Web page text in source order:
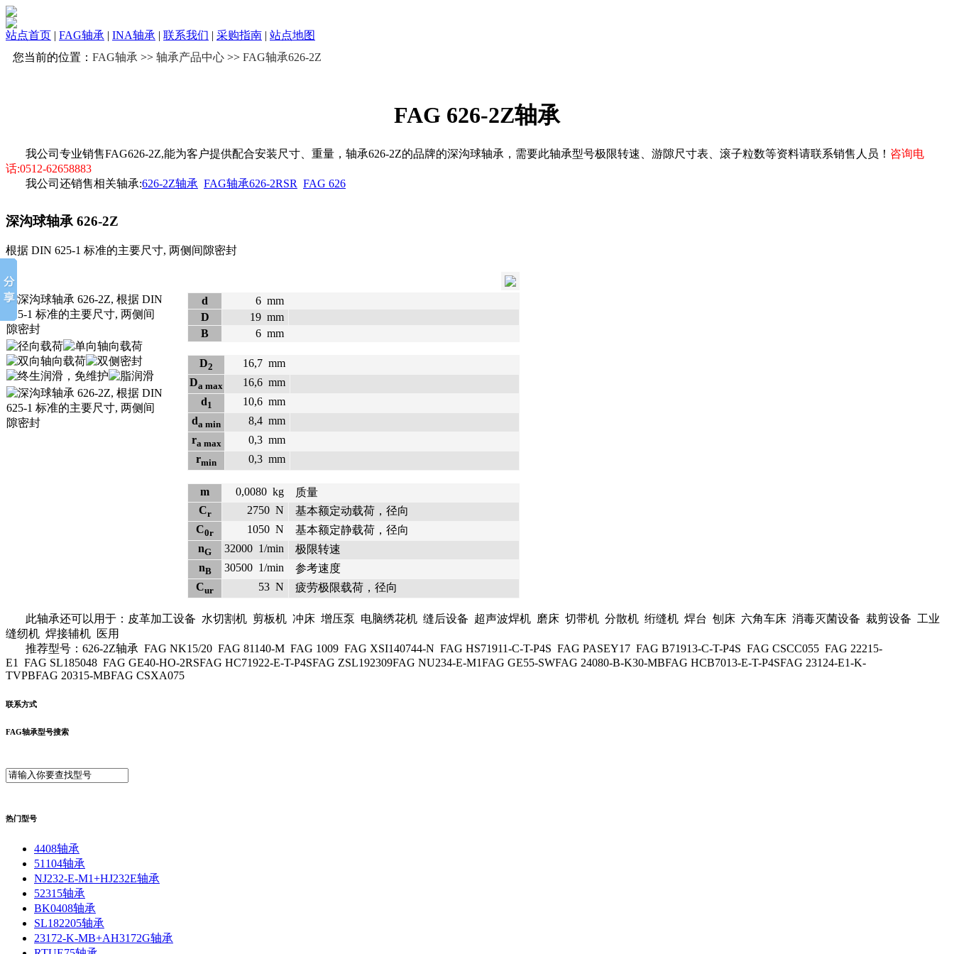
站点首页 | FAG轴承 | INA轴承 | 联系我们 | 采购指南 | 站点地图
您当前的位置： FAG轴承 >> 轴承产品中心 >> FAG轴承626-2Z
FAG 626-2Z轴承
我公司专业销售FAG626-2Z,能为客户提供配合安装尺寸、重量，轴承626-2Z的品牌的深沟球轴承，需要此轴承型号极限转速、游隙尺寸表、滚子粒数等资料请联系销售人员！ 咨询电
话:0512-62658883
我公司还销售相关轴承:626-2Z轴承 FAG轴承626-2RSR FAG 626
深沟球轴承 626-2Z
根据 DIN 625-1 标准的主要尺寸, 两侧间隙密封
d 6 mm
D
19 mm
B
6 mm
D2 16,7 mm
Da max 16,6 mm
d1 10,6 mm
da min 8,4 mm
ra max 0,3 mm
rmin 0,3 mm
m 0,0080 kg
质量
Cr 2750 N
基本额定动载荷，径向
C0r 1050 N
基本额定静载荷，径向
nG 32000 1/min
极限转速
nB 30500 1/min
参考速度
Cur 53 N 疲劳极限载荷，径向
此轴承还可以用于：皮革加工设备 水切割机 剪板机 冲床 增压泵 电脑绣花机 缝后设备 超声波焊机 磨床 切带机 分散机 绗缝机 焊台 刨床 六角车床 消毒灭菌设备 裁剪设备 工业
缝纫机 焊接辅机 医用
推荐型号：626-2Z轴承 FAG NK15/20 FAG 81140-M FAG 1009 FAG XSI140744-N FAG HS71911-C-T-P4S FAG PASEY17 FAG B71913-C-T-P4S FAG CSCC055 FAG 22215-
E1 FAG SL185048 FAG GE40-HO-2RSFAG HC71922-E-T-P4SFAG ZSL192309FAG NU234-E-M1FAG GE55-SWFAG 24080-B-K30-MBFAG HCB7013-E-T-P4SFAG 23124-E1-K-
TVPBFAG 20315-MBFAG CSXA075
联系方式
FAG轴承型号搜索
热门型号
4408轴承
51104轴承
NJ232-E-M1+HJ232E轴承
52315轴承
BK0408轴承
SL182205轴承
23172-K-MB+AH3172G轴承